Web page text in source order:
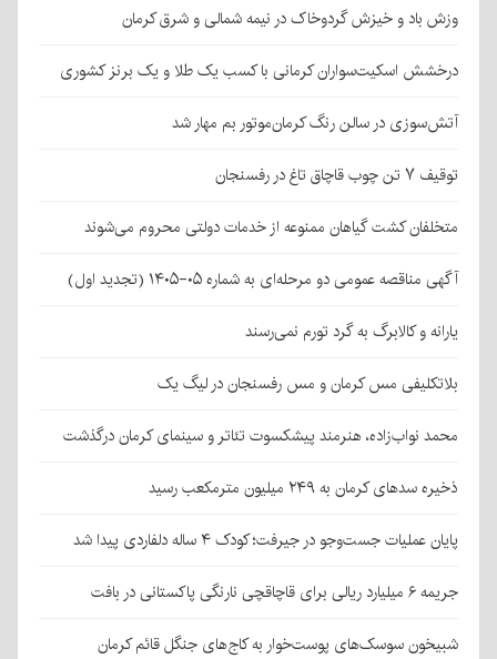
وزش باد و خیزش گردوخاک در نیمه شمالی و شرق کرمان
درخشش اسکیت‌سواران کرمانی با کسب یک طلا و یک برنز کشوری
آتش‌سوزی در سالن رنگ کرمان‌موتور بم مهار شد
توقیف ۷ تن چوب قاچاق تاغ در رفسنجان
متخلفان کشت گیاهان ممنوعه از خدمات دولتی محروم می‌شوند
آگهی مناقصه عمومی دو مرحله‌ای به شماره ۰۵-۱۴۰۵ (تجدید اول)
یارانه و کالابرگ به گرد تورم نمی‌رسند
بلاتکلیفی مس کرمان و مس رفسنجان در لیگ یک
محمد نواب‌زاده، هنرمند پیشکسوت تئاتر و سینمای کرمان درگذشت
ذخیره سدهای کرمان به ۲۴۹ میلیون مترمکعب رسید
پایان عملیات جست‌وجو در جیرفت؛ کودک ۴ ساله دلفاردی پیدا شد
جریمه ۶ میلیارد ریالی برای قاچاقچی نارنگی پاکستانی در بافت
شبیخون سوسک‌های پوست‌خوار به کاج‌های جنگل قائم کرمان